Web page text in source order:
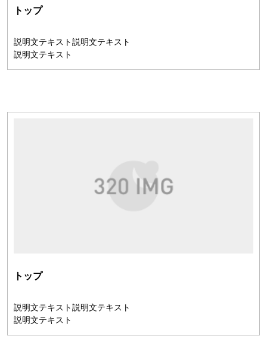
トップ
説明文テキスト説明文テキスト
説明文テキスト
トップ
説明文テキスト説明文テキスト
説明文テキスト